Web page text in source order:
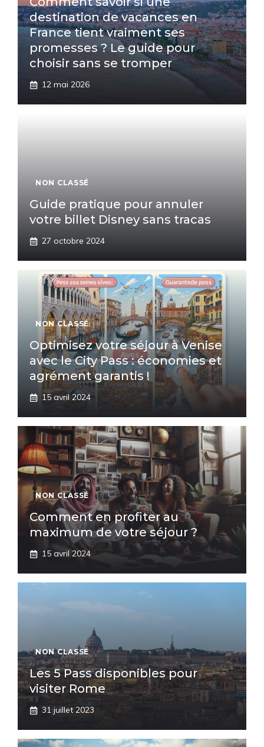
destination de vacances en
France tient vraiment ses
promesses ? Le guide pour
choisir sans se tromper
12 mai 2026
NON CLASSÉ
Guide pratique pour annuler
votre billet Disney sans tracas
27 octobre 2024
NON CLASSÉ
Optimisez votre séjour à Venise
avec le City Pass : économies et
agrément garantis !
15 avril 2024
NON CLASSÉ
Comment en profiter au
maximum de votre séjour ?
15 avril 2024
NON CLASSÉ
Les 5 Pass disponibles pour
visiter Rome
31 juillet 2023